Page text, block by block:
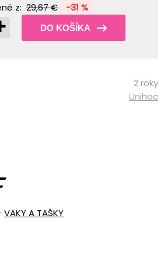
z: 29,67 € -31 %
DO KOŠÍKA
2 roky
Unihoc
VAKY A TAŠKY